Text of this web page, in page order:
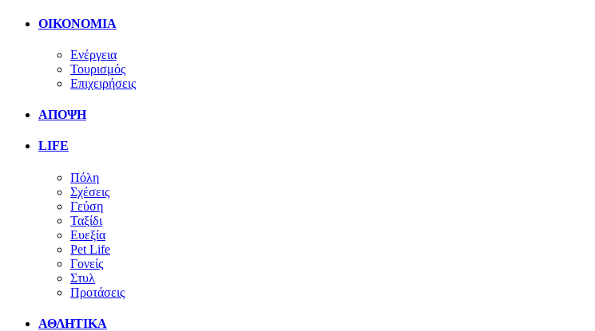
ΟΙΚΟΝΟΜΙΑ
Ενέργεια
Τουρισμός
Επιχειρήσεις
ΑΠΟΨΗ
LIFE
Πόλη
Σχέσεις
Γεύση
Ταξίδι
Ευεξία
Pet Life
Γονείς
Στυλ
Προτάσεις
ΑΘΛΗΤΙΚΑ